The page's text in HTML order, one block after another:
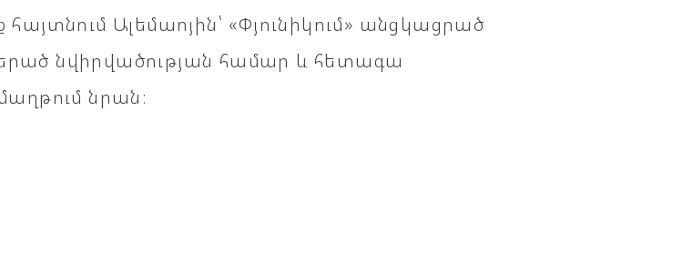
հայտնում Ալեմաոյին՝ «Փյունիկում» անցկացրած
նվիրվածության համար և հետագա
նրան։